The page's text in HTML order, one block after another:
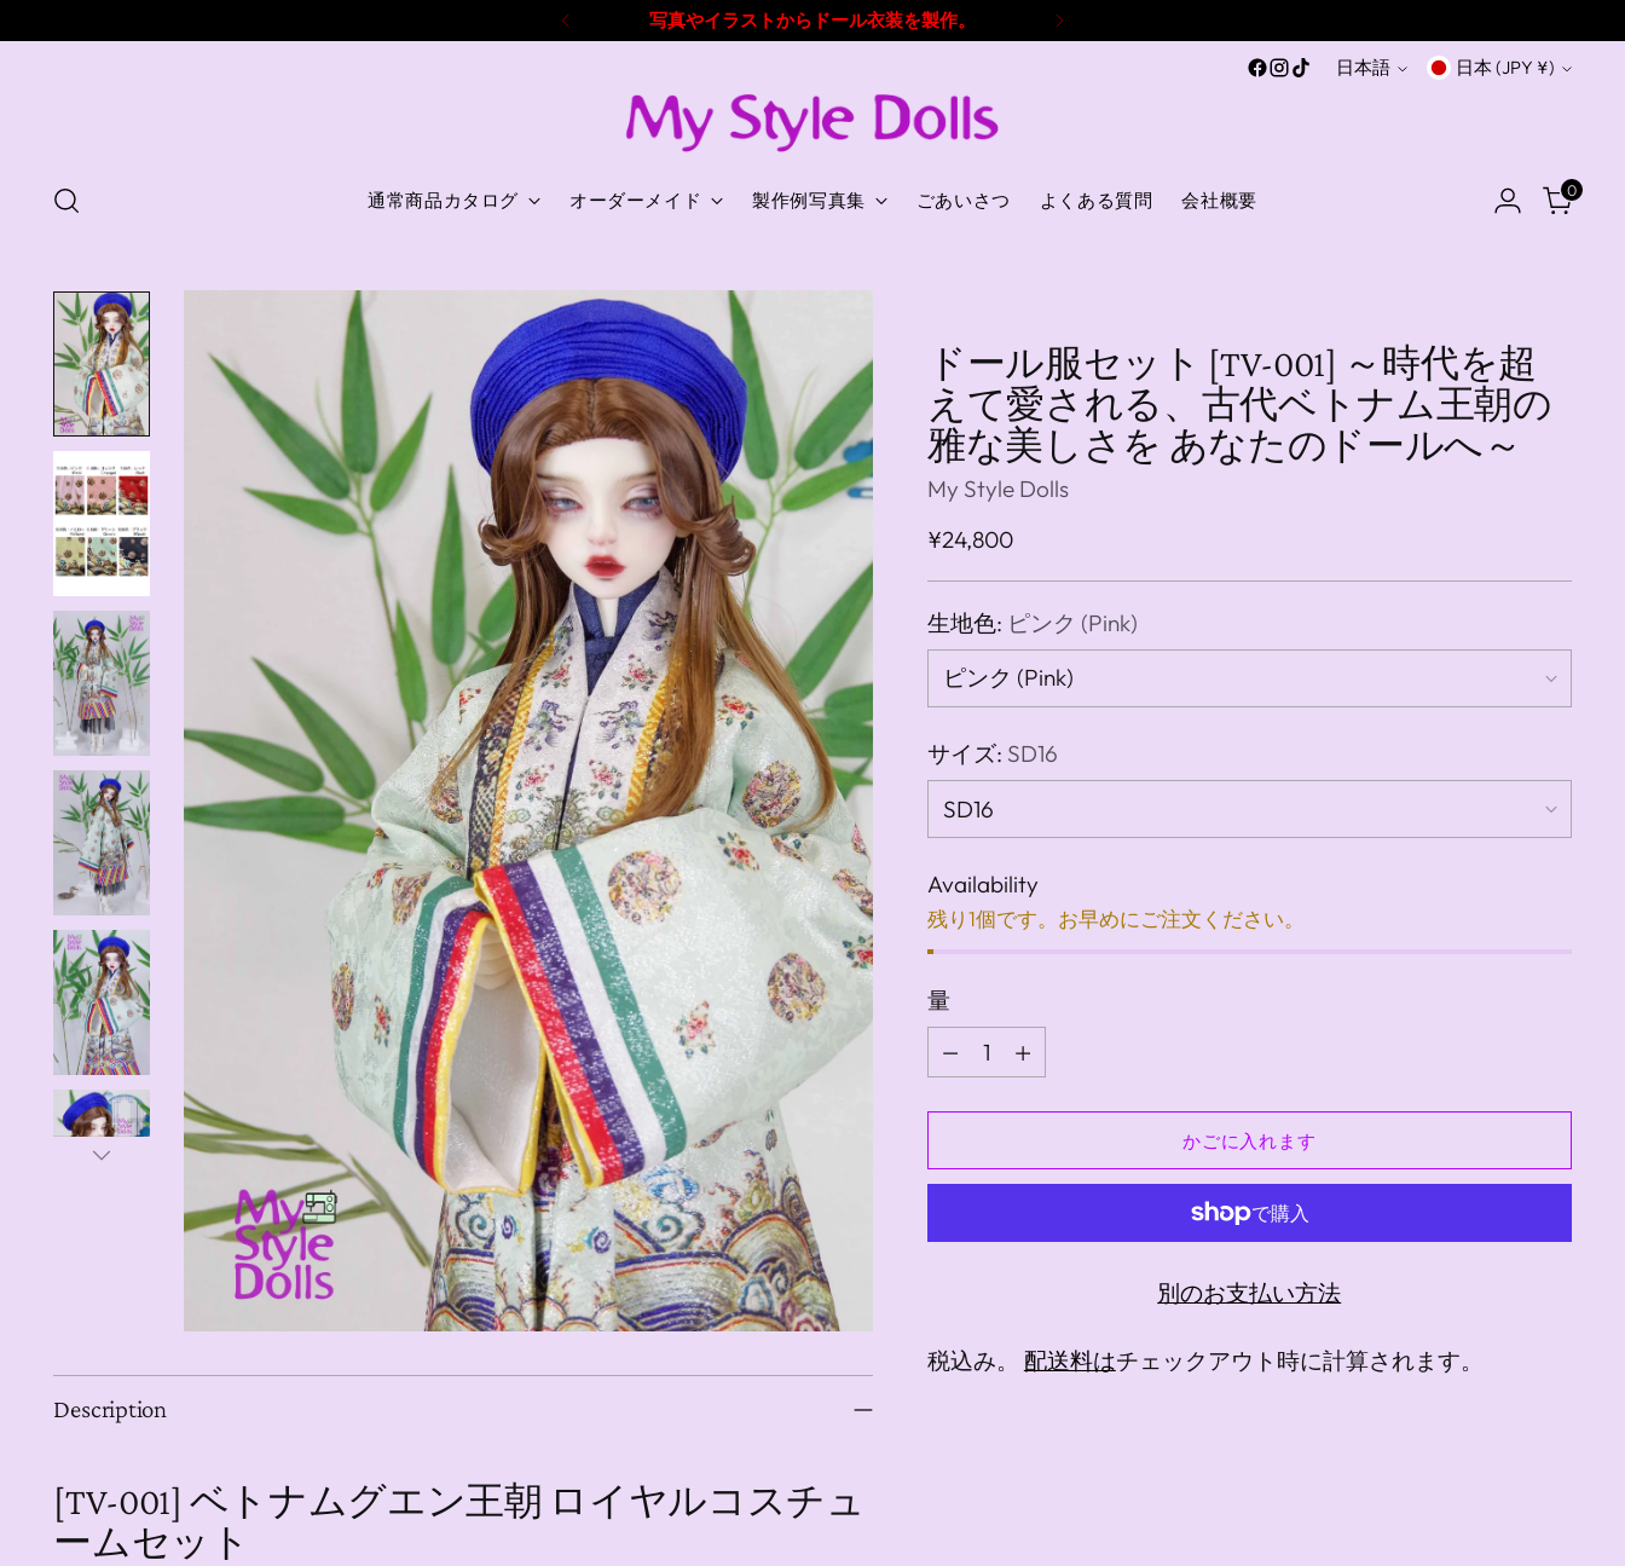
８年の豊富な経験とドール服製作実績！
言
日本語
通
日本 (JPY ¥)
通常商品カタログ オーダーメイド 製作例写真集 ごあいさつ よくある質問 会社概要 0
Description
[TV-001] ベトナムグエン王朝 ロイヤルコスチュ
ームセット
ドール服セット [TV-001] ～時代を超
えて愛される、古代ベトナム王朝の
雅な美しさを あなたのドールへ～
My Style Dolls
通
価
格
¥24,800
生地色: ピンク (Pink)
サイズ: SD16
Availability
残り1個です。お早めにご注文ください。
量
かごに入れます
別のお支払い方法
税込み。 配送料はチェックアウト時に計算されます。